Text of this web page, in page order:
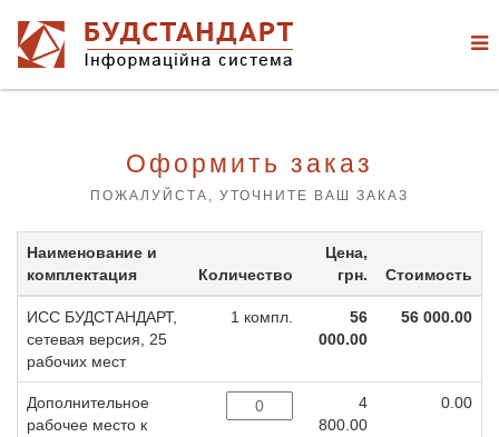
Оформить заказ
ПОЖАЛУЙСТА, УТОЧНИТЕ ВАШ ЗАКАЗ
Наименование и
комплектация
Количество
Цена,
грн.
Стоимость
ИСС БУДСТАНДАРТ,
сетевая версия, 25
рабочих мест
1 компл.
56
000.00
56 000.00
Дополнительное
рабочее место к
4
800.00
0.00